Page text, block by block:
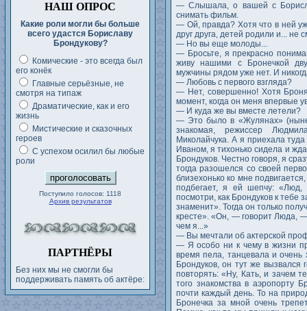
НАШ ОПРОС
Какие роли могли бы больше
всего удастся Бориславу
Брондукову?
Комические - это всегда был
его конёк
Главные серьёзные, не
смотря на типаж
Драматические, как и его
жизнь
Мистические и сказочных
героев
С успехом осилил бы любые
роли
Поступило голосов: 1118
Архив результатов
ПАРТНЁРЫ
Без них мы не смогли бы
поддерживать память об актёре:
— Слышала, о вашей с
снимать фильм.
— Ой, правда? Хотя что в ней
друг друга, детей родили и... не
— Но вы еще молоды...
— Бросьте, я прекрасно
живу нашими с Бронечкой
мужчины рядом уже нет. И
— Любовь с первого взгляда?
— Нет, совершенно! Хотя Броня
момент, когда он меня впервые
— И куда же вы вместе летели?
— Это было в «Жулянах»
знакомая, режиссер
Миколайчука. А я приехала
Иваном, я тихонько сидела и
Брондуков. Честно говоря, я
тогда разошелся со своей
близехонько ко мне
подбегает, я ей шепчу:
посмотри, как Брондуков к тебе
знаменит». Тогда он только
кресте». «Он, — говорит Люда,
чем я...»
— Вы мечтали об актерской
— Я особо ни к чему в жизни
время пела, танцевала и очень
Брондуков, он тут же
повторять: «Ну, Кать, и зачем
того знакомства в аэропорту
почти каждый день. То на
Бронечка за мной очень